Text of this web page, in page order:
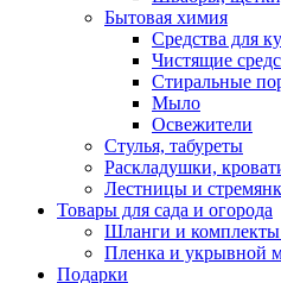
Бытовая химия
Средства для
Чистящие
Стиральные
Мыло
Освежители
Стулья, табуреты
Раскладушки,
Лестницы и
Товары для сада и огорода
Шланги и комплекты
Пленка и укрывной
Подарки